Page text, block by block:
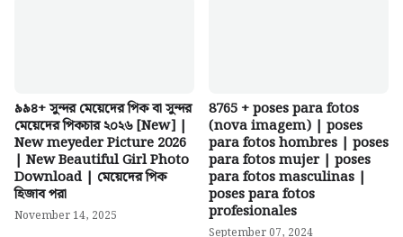
৯৯৪+ সুন্দর মেয়েদের পিক বা সুন্দর
মেয়েদের পিকচার ২০২৬ [New] |
New meyeder Picture 2026
| New Beautiful Girl Photo
Download | মেয়েদের পিক
হিজাব পরা
November 14, 2025
8765 + poses para fotos
(nova imagem) | poses
para fotos hombres | poses
para fotos mujer | poses
para fotos masculinas |
poses para fotos
profesionales
September 07, 2024